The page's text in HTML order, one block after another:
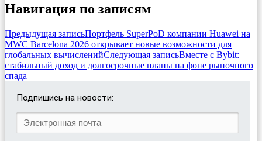
Навигация по записям
Предыдущая записьПортфель SuperPoD компании Huawei на
MWC Barcelona 2026 открывает новые возможности для
глобальных вычисленийСледующая записьВместе с Bybit:
стабильный доход и долгосрочные планы на фоне рыночного
спада
Подпишись на новости: